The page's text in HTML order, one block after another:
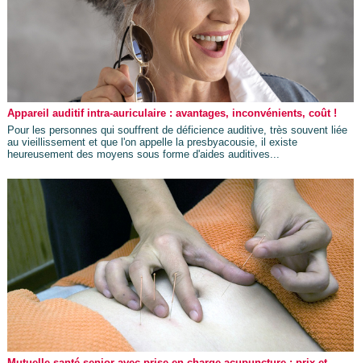
Appareil auditif intra-auriculaire : avantages, inconvénients, coût !
Pour les personnes qui souffrent de déficience auditive, très souvent liée
au vieillissement et que l'on appelle la presbyacousie, il existe
heureusement des moyens sous forme d'aides auditives...